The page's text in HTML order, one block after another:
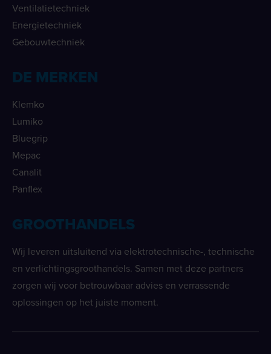
Ventilatietechniek
Energietechniek
Gebouwtechniek
DE MERKEN
Klemko
Lumiko
Bluegrip
Mepac
Canalit
Panflex
GROOTHANDELS
Wij leveren uitsluitend via elektrotechnische-, technische
en verlichtingsgroothandels. Samen met deze partners
zorgen wij voor betrouwbaar advies en verrassende
oplossingen op het juiste moment.